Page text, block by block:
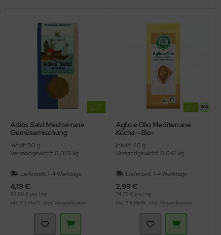
Adios Salz! Mediterrane
Gemüsemischung
Inhalt: 50 g
Versandgewicht: 0,059 kg
Lieferzeit: 1-4 Werktage
4,19 €
83,80 € pro 1 kg
inkl. 7 % MwSt. zzgl. Versandkosten
Aglio e Olio Mediterrane
Küche - Bio-
(Lebensbaum)
Inhalt: 40 g
Versandgewicht: 0,042 kg
Lieferzeit: 1-4 Werktage
2,99 €
74,75 € pro 1 kg
inkl. 7 % MwSt. zzgl. Versandkosten